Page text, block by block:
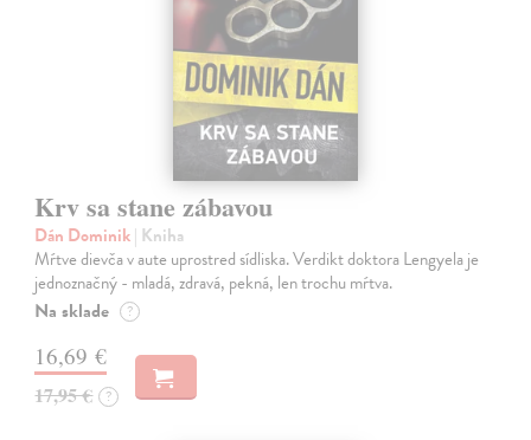
Krv sa stane zábavou
Dán Dominik| Kniha
Mŕtve dievča v aute uprostred sídliska. Verdikt doktora Lengyela je
jednoznačný - mladá, zdravá, pekná, len trochu mŕtva.
Na sklade ?
16,69 €
17,95 € ?